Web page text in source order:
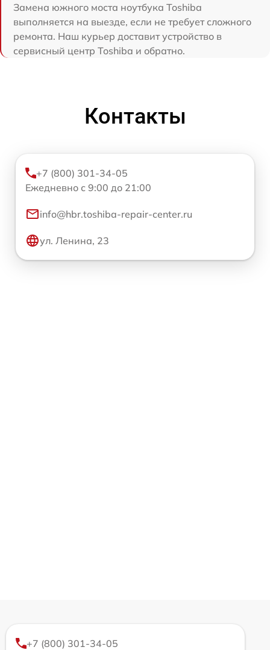
Замена южного моста ноутбука Toshiba
выполняется на выезде, если не требует сложного
ремонта. Наш курьер доставит устройство в
сервисный центр Toshiba и обратно.
Контакты
+7 (800) 301-34-05
Ежедневно с 9:00 до 21:00
info@hbr.toshiba-repair-center.ru
ул. Ленина, 23
+7 (800) 301-34-05